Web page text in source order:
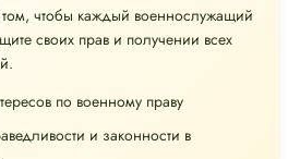
том, чтобы каждый военнослужащий
своих прав и получении всех
по военному праву
и законности в